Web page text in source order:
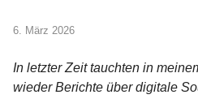
6. März 2026
In letzter Zeit tauchten in
wieder Berichte über digitale